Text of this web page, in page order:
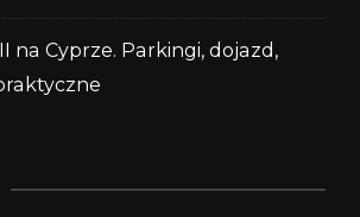
na Cyprze. Parkingi, dojazd,